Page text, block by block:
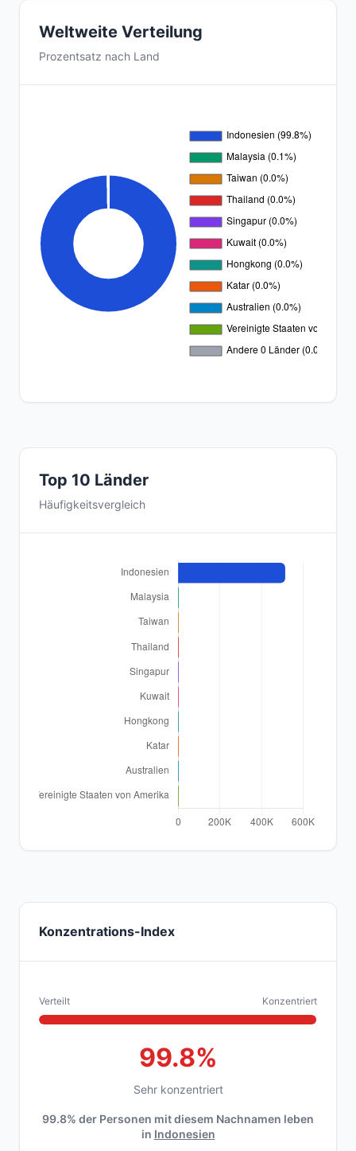
Weltweite Verteilung
Prozentsatz nach Land
Top 10 Länder
Häufigkeitsvergleich
Konzentrations-Index
Verteilt Konzentriert
99.8%
Sehr konzentriert
99.8% der Personen mit diesem Nachnamen leben
in Indonesien